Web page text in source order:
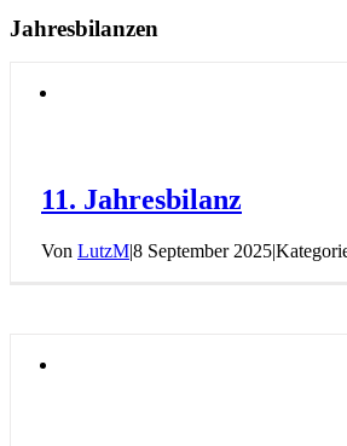
Jahresbilanzen
11. Jahresbilanz
Von LutzM|8 September 2025|